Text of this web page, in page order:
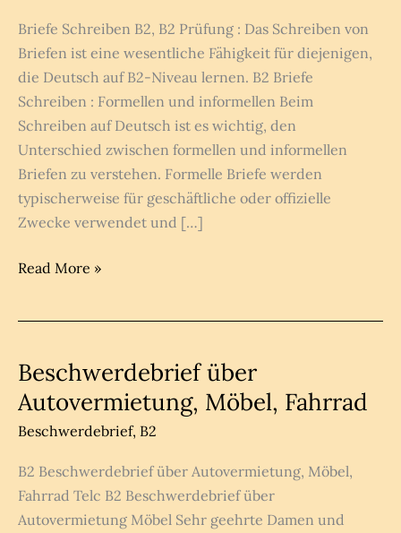
Briefe Schreiben B2, B2 Prüfung : Das Schreiben von
Briefen ist eine wesentliche Fähigkeit für diejenigen,
die Deutsch auf B2-Niveau lernen. B2 Briefe
Schreiben : Formellen und informellen Beim
Schreiben auf Deutsch ist es wichtig, den
Unterschied zwischen formellen und informellen
Briefen zu verstehen. Formelle Briefe werden
typischerweise für geschäftliche oder offizielle
Zwecke verwendet und […]
B2
B2
Read More »
Beschwerdebrief über
Autovermietung, Möbel, Fahrrad
Beschwerdebrief, B2
B2 Beschwerdebrief über Autovermietung, Möbel,
Fahrrad Telc B2 Beschwerdebrief über
Autovermietung Möbel Sehr geehrte Damen und